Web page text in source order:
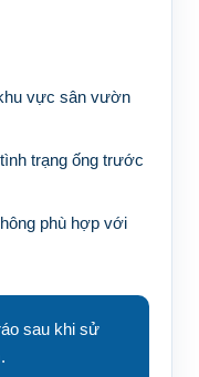
vực sân vườn
trạng ống trước
phù hợp với
sau khi sử